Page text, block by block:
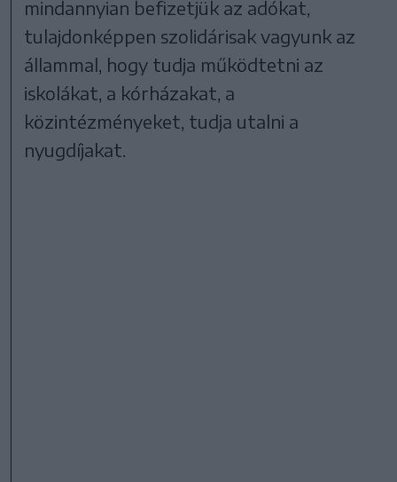
mindannyian befizetjük az adókat,
tulajdonképpen szolidárisak vagyunk az
állammal, hogy tudja működtetni az
iskolákat, a kórházakat, a
közintézményeket, tudja utalni a
nyugdíjakat.